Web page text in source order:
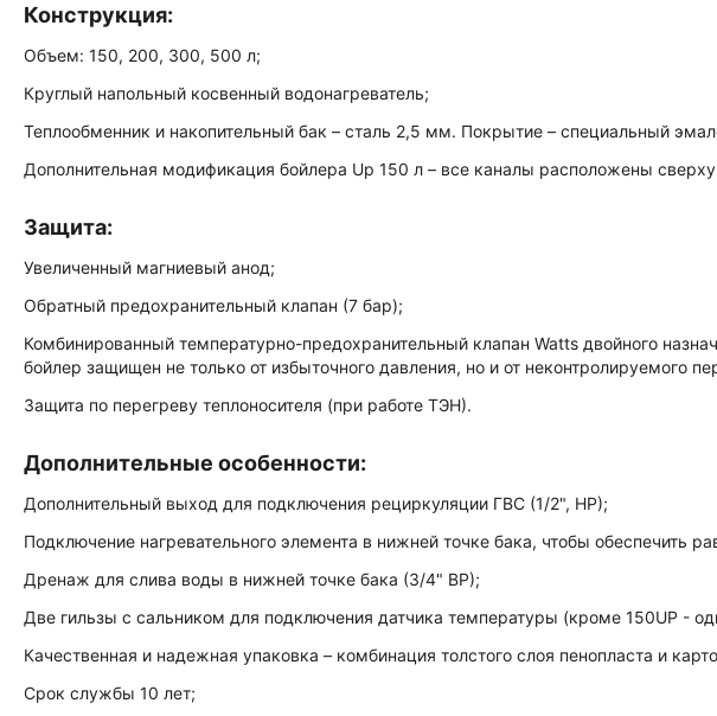
Конструкция:
Объем: 150, 200, 300, 500 л;
Круглый напольный косвенный водонагреватель;
Теплообменник и накопительный бак – сталь 2,5 мм. Покрытие – специальный
Дополнительная модификация бойлера Up 150 л – все каналы расположены
Защита:
Увеличенный магниевый анод;
Обратный предохранительный клапан (7 бар);
Комбинированный температурно-предохранительный клапан Watts двойного
бойлер защищен не только от избыточного давления, но и от неконтролируемого
Защита по перегреву теплоносителя (при работе ТЭН).
Дополнительные особенности:
Дополнительный выход для подключения рециркуляции ГВС (1/2", НР);
Подключение нагревательного элемента в нижней точке бака, чтобы обеспечить
Дренаж для слива воды в нижней точке бака (3/4" ВР);
Две гильзы с сальником для подключения датчика температуры (кроме 150UP -
Качественная и надежная упаковка – комбинация толстого слоя пенопласта и
Срок службы 10 лет;